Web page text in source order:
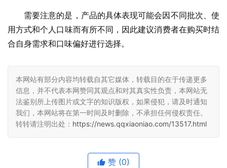
需要注意的是，产品的具体表现可能会因不同批次、使
用方式和个人口味而有所不同，因此建议消费者在购买时结
合自身需求和口味偏好进行选择。
本网站有部分内容均转载自其它媒体，转载目的在于传递更多
信息，并不代表本网赞同其观点和对其真实性负责，本网站无
法鉴别所上传图片或文字的知识版权，如果侵犯，请及时通知
我们，本网站将在第一时间及时删除，不承担任何侵权责任。
转转请注明出处： https://news.qqxiaoniao.com/13517.html
赞 (0)